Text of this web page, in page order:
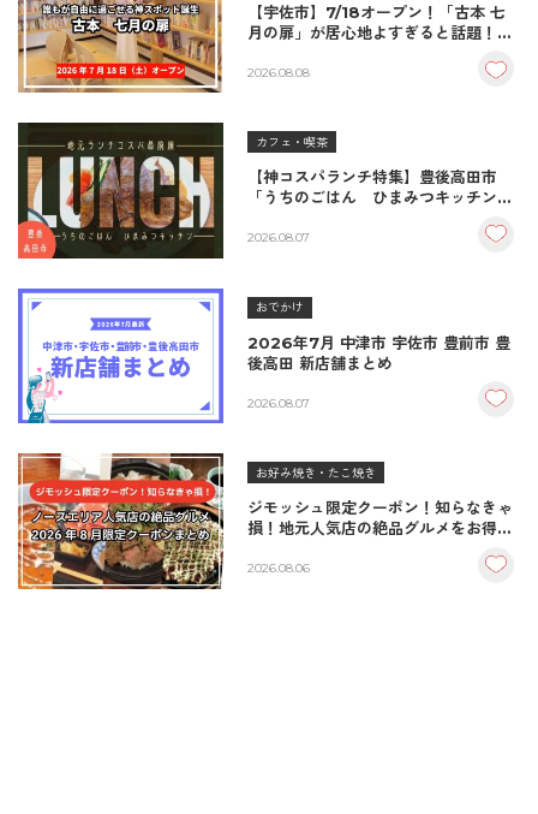
【宇佐市】7/18オープン！「古本 七
月の扉」が居心地よすぎると話題！絶
至福の読書空間
2026.08.08
カフェ・喫茶
【神コスパランチ特集】豊後高田市
「うちのごはん ひまみつキッチン」
＆生姜焼き！
2026.08.07
おでかけ
2026年7月 中津市 宇佐市 豊前市 豊
後高田 新店舗まとめ
2026.08.07
お好み焼き・たこ焼き
ジモッシュ限定クーポン！知らなきゃ
損！地元人気店の絶品グルメをお得に
2026.08.06